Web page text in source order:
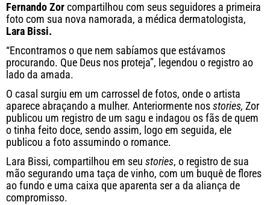
Fernando Zorcompartilhou com seus seguidores a primeira
foto com sua nova namorada, a médica dermatologista,
Lara Bissi.
“Encontramos o que nem sabíamos que estávamos
procurando. Que Deus nos proteja”, legendou o registro ao
lado da amada.
O casal surgiu em um carrossel de fotos, onde o artista
aparece abraçando a mulher. Anteriormente nosstories, Zor
publicou um registro de um sagu e indagou os fãs de quem
o tinha feito doce, sendo assim, logo em seguida, ele
publicou a foto assumindo o romance.
Lara Bissi, compartilhou em seu stories, o registro de sua
mão segurando uma taça de vinho, com um buquê de flores
ao fundo e uma caixa que aparenta ser a da aliança de
compromisso.